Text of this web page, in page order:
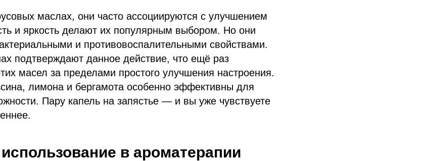
маслах, они часто ассоциируются с улучшением
и яркость делают их популярным выбором. Но они
и противовоспалительными свойствами.
подтверждают данное действие, что ещё раз
масел за пределами простого улучшения настроения.
лимона и бергамота особенно эффективны для
Пару капель на запястье — и вы уже чувствуете
в ароматерапии